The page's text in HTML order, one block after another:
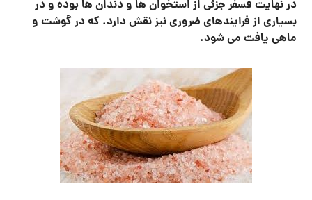
در نهایت فسفر جزئی از استخوان ها و دندان ها بوده و در
بسیاری از فرایندهای ضروری نیز نقش دارد. که در گوشت و
ماهی یافت می شود.